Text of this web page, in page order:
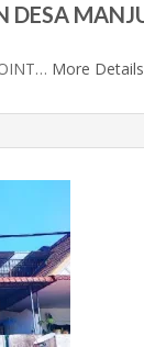
More Details